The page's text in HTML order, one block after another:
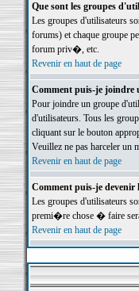
Que sont les groupes
Les groupes d'utilisateurs
forums) et chaque groupe
forum priv�, etc.
Revenir en haut de page
Comment puis-je joindre
Pour joindre un groupe
d'utilisateurs. Tous les
cliquant sur le bouton
Veuillez ne pas harceler un
Revenir en haut de page
Comment puis-je
Les groupes d'utilisateurs
premi�re chose � faire
Revenir en haut de page